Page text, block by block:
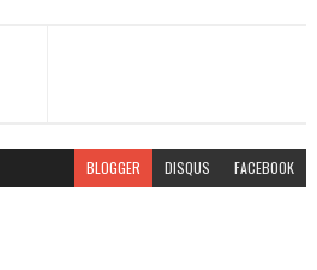
BLOGGER DISQUS FACEBOOK